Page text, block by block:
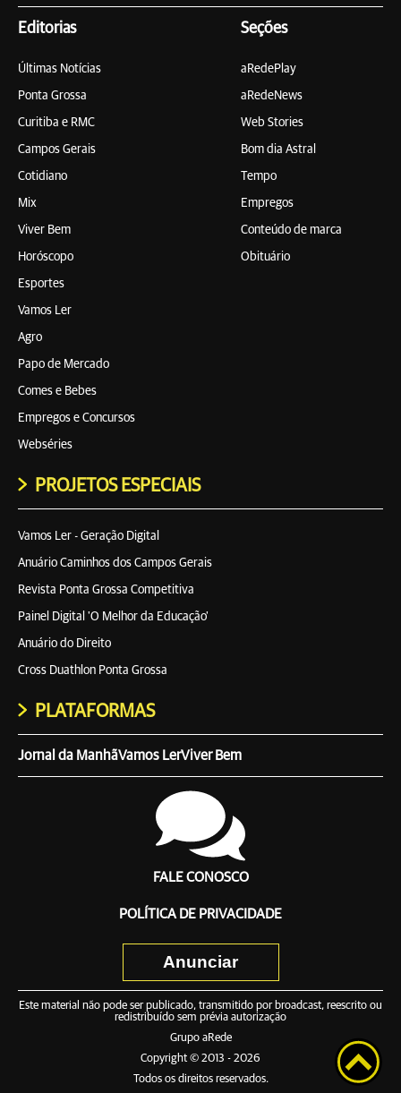
Editorias
Últimas Notícias
Ponta Grossa
Curitiba e RMC
Campos Gerais
Cotidiano
Mix
Viver Bem
Horóscopo
Esportes
Vamos Ler
Agro
Papo de Mercado
Comes e Bebes
Empregos e Concursos
Webséries
Seções
aRedePlay
aRedeNews
Web Stories
Bom dia Astral
Tempo
Empregos
Conteúdo de marca
Obituário
PROJETOS ESPECIAIS
Vamos Ler - Geração Digital
Anuário Caminhos dos Campos Gerais
Revista Ponta Grossa Competitiva
Painel Digital 'O Melhor da Educação'
Anuário do Direito
Cross Duathlon Ponta Grossa
PLATAFORMAS
Jornal da ManhãVamos LerViver Bem
FALE CONOSCO
POLÍTICA DE PRIVACIDADE
Anunciar
Este material não pode ser publicado, transmitido por broadcast, reescrito ou
redistribuído sem prévia autorização
Grupo aRede
Copyright © 2013 - 2026
Todos os direitos reservados.